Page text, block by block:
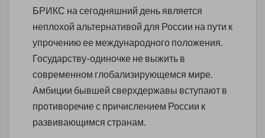
БРИКС на сегодняшний день является
неплохой альтернативой для России на пути к
упрочению ее международного положения.
Государству-одиночке не выжить в
современном глобализирующемся мире.
Амбиции бывшей сверхдержавы вступают в
противоречие с причислением России к
развивающимся странам.